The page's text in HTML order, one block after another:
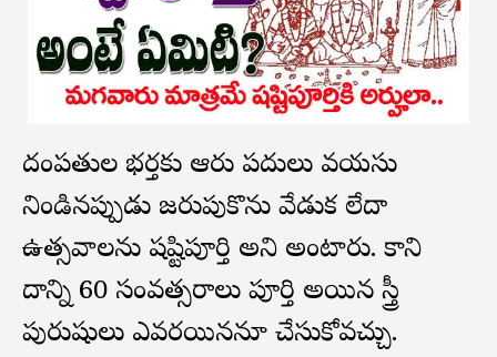
దంపతులలో భర్తకు ఆరు పదులు వయసు
నిండినప్పుడు జరుపుకొను వేడుక లేదా
ఉత్సవాలను షష్టిపూర్తి అని అంటారు. కాని
దాన్ని 60 సంవత్సరాలు పూర్తి అయిన స్త్రీ
పురుషులు ఎవరయిననూ చేసుకోవచ్చు.